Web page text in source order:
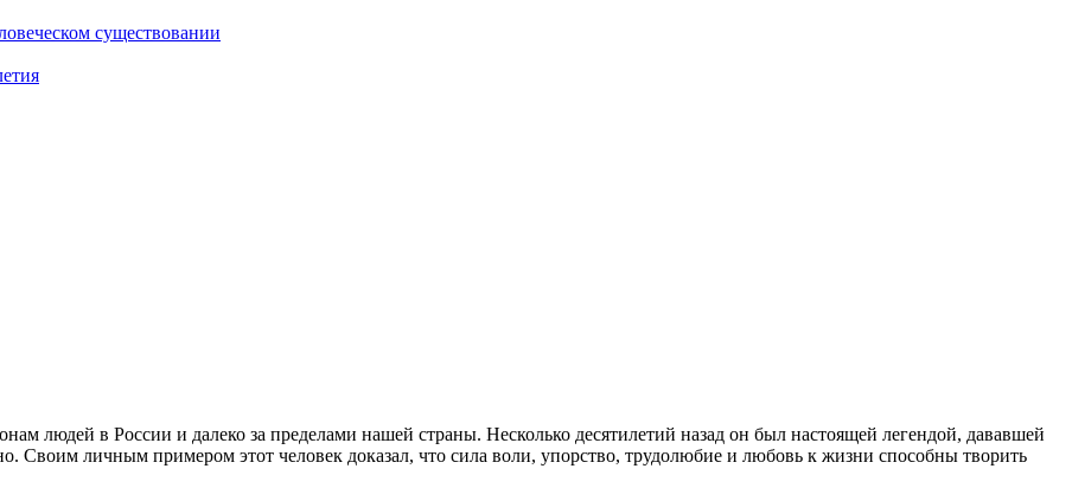
существовании
людей в России и далеко за пределами нашей страны. Несколько десятилетий назад он был настоящей легендой, дававшей
Своим личным примером этот человек доказал, что сила воли, упорство, трудолюбие и любовь к жизни способны творить